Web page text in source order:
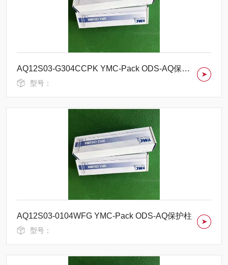
AQ12S03-G304CCPK YMC-Pack ODS-AQ保护柱
型号：
AQ12S03-0104WFG YMC-Pack ODS-AQ保护柱
型号：